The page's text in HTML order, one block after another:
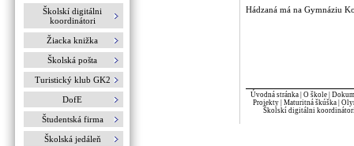
Školskí digitálni
koordinátori
Žiacka knižka
Školská pošta
Turistický klub GK2
DofE
Študentská firma
Školská jedáleň
Hádzaná má na Gymnáziu
Úvodná stránka| O škole|
Projekty| Maturitná škúška|
Školskí digitálni